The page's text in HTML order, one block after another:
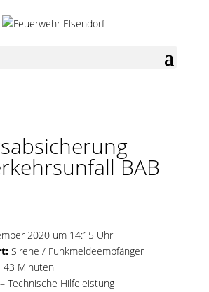
BAB
2020 um 14:15 Uhr
Sirene / Funkmeldeempfänger
Minuten
Technische Hilfeleistung